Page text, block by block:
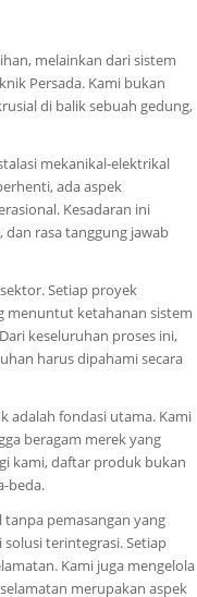
melainkan dari sistem
Persada. Kami bukan
di balik sebuah gedung,
mekanikal-elektrikal
ada aspek
Kesadaran ini
rasa tanggung jawab
Setiap proyek
menuntut ketahanan sistem
keseluruhan proses ini,
harus dipahami secara
adalah fondasi utama. Kami
beragam merek yang
kami, daftar produk bukan
beda.
pemasangan yang
terintegrasi. Setiap
Kami juga mengelola
merupakan aspek